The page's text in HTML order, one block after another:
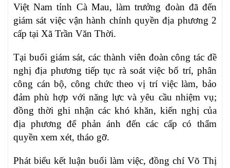
Việt Nam tỉnh Cà Mau, làm trưởng đoàn đã đến
giám sát việc vận hành chính quyền địa phương 2
cấp tại Xã Trần Văn Thời.
Tại buổi giám sát, các thành viên đoàn công tác đề
nghị địa phương tiếp tục rà soát việc bố trí, phân
công cán bộ, công chức theo vị trí việc làm, bảo
đảm phù hợp với năng lực và yêu cầu nhiệm vụ;
đồng thời ghi nhận các khó khăn, kiến nghị của
địa phương để phản ánh đến các cấp có thẩm
quyền xem xét, tháo gỡ.
Phát biểu kết luận buổi làm việc, đồng chí Võ Thị